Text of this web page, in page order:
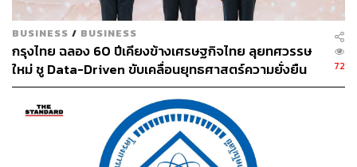
BUSINESS / BUSINESS
กรุงไทย ฉลอง 60 ปีเคียงข้างเศรษฐกิจไทย ลุยทศวรรษ
ใหม่ ชู Data-Driven ขับเคลื่อนยุทธศาสตร์ความยั่งยืน
72